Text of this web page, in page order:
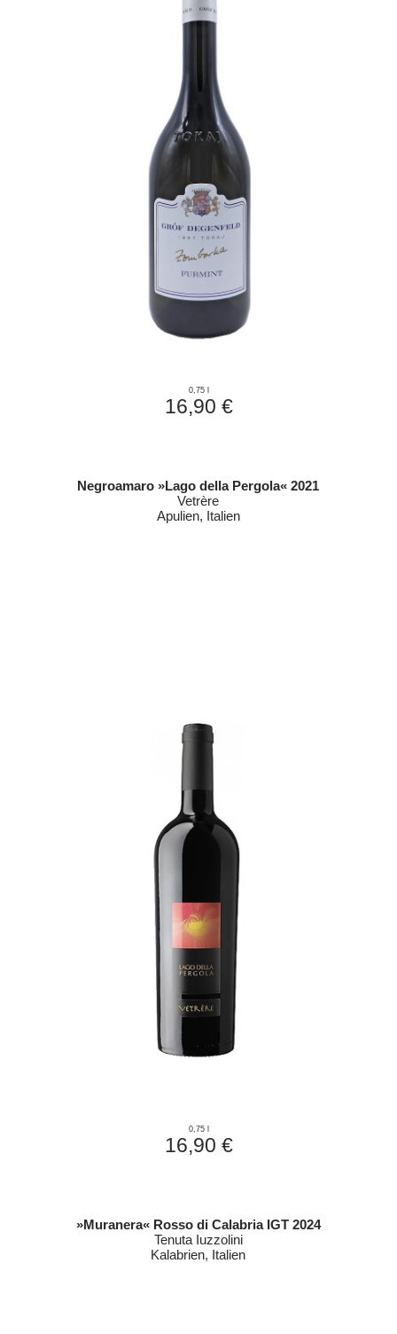
0,75 l
16,90 €
Negroamaro »Lago della Pergola« 2021
Vetrère
Apulien, Italien
0,75 l
16,90 €
»Muranera« Rosso di Calabria IGT 2024
Tenuta Iuzzolini
Kalabrien, Italien